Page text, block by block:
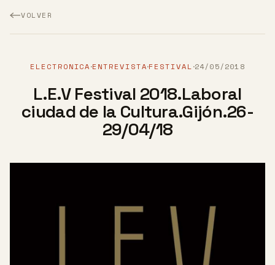
VOLVER
ELECTRONICA·ENTREVISTA·FESTIVAL·24/05/2018
L.E.V Festival 2018.Laboral
ciudad de la Cultura.Gijón.26-
29/04/18